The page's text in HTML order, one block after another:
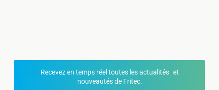
Recevez en temps réel toutes les actualités et
nouveautés de Fritec.